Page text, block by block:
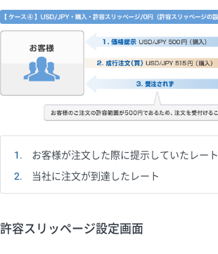
1
お客様が注文した際に提示していたレート
2
当社に注文が到達したレート
許容スリッページ設定画面